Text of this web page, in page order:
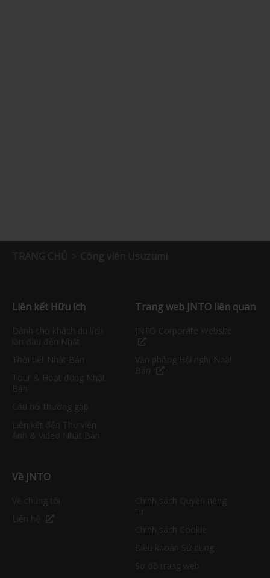
Liên kết Hữu ích Trang web JNTO liên quan
Về JNTO